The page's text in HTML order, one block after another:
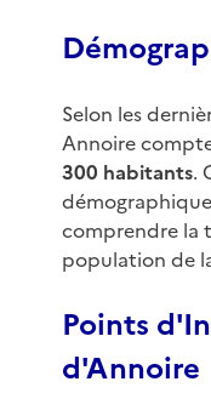
Selon les
Annoire
300 habitants.
comprendre la
population de
Points
d'Annoire